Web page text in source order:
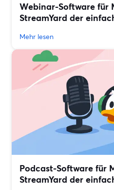
Webinar-Software für
StreamYard der
Mehr lesen
Podcast-Software für
StreamYard der